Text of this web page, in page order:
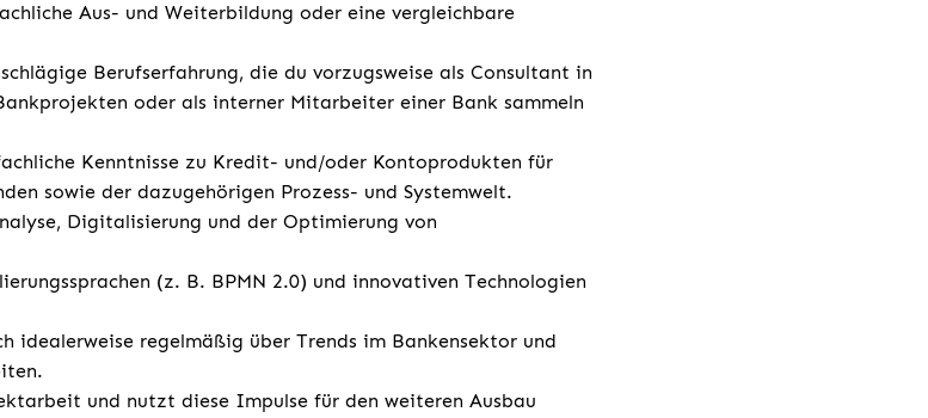
Aus- und Weiterbildung oder eine vergleichbare
Berufserfahrung, die du vorzugsweise als Consultant in
oder als interner Mitarbeiter einer Bank sammeln
Kenntnisse zu Kredit- und/oder Kontoprodukten für
sowie der dazugehörigen Prozess- und Systemwelt.
Digitalisierung und der Optimierung von
(z. B. BPMN 2.0) und innovativen Technologien
idealerweise regelmäßig über Trends im Bankensektor und
und nutzt diese Impulse für den weiteren Ausbau